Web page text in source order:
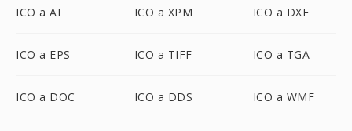
ICO a AI ICO a XPM ICO a DXF
ICO a EPS ICO a TIFF ICO a TGA
ICO a DOC ICO a DDS ICO a WMF